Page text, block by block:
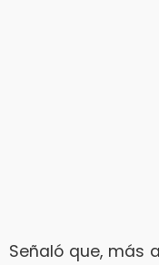
Señaló que, más